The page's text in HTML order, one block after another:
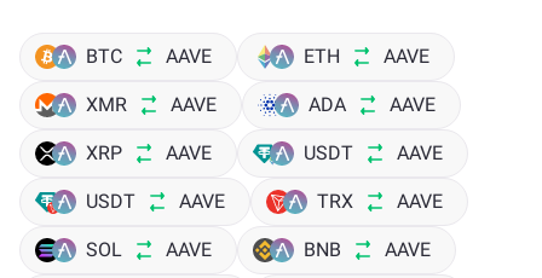
BTC AAVE ETH AAVE
XMR AAVE ADA AAVE
XRP AAVE USDT AAVE
USDT AAVE TRX AAVE
SOL AAVE BNB AAVE